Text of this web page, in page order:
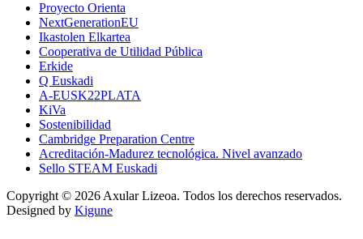
Proyecto Orienta
NextGenerationEU
Ikastolen Elkartea
Cooperativa de Utilidad Pública
Erkide
Q Euskadi
A-EUSK22PLATA
KiVa
Sostenibilidad
Cambridge Preparation Centre
Acreditación-Madurez tecnológica. Nivel avanzado
Sello STEAM Euskadi
Copyright © 2026 Axular Lizeoa. Todos los derechos reservados.
Designed by Kigune